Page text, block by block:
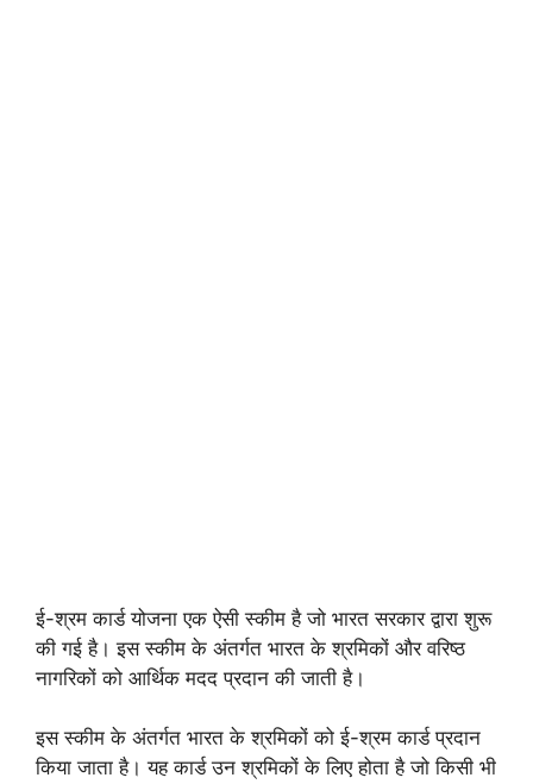
ई-श्रम कार्ड योजना एक ऐसी स्कीम है जो भारत सरकार द्वारा शुरू
की गई है। इस स्कीम के अंतर्गत भारत के श्रमिकों और वरिष्ठ
नागरिकों को आर्थिक मदद प्रदान की जाती है।
इस स्कीम के अंतर्गत भारत के श्रमिकों को ई-श्रम कार्ड प्रदान
किया जाता है। यह कार्ड उन श्रमिकों के लिए होता है जो किसी भी